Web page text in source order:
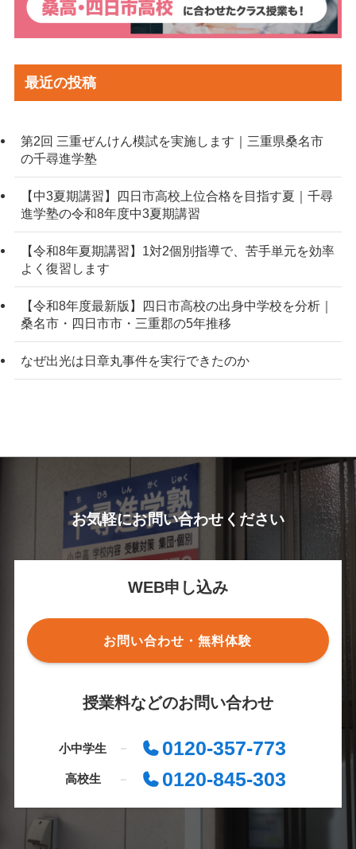
最近の投稿
第2回 三重ぜんけん模試を実施します｜三重県桑名市
の千尋進学塾
【中3夏期講習】四日市高校上位合格を目指す夏｜千尋
進学塾の令和8年度中3夏期講習
【令和8年夏期講習】1対2個別指導で、苦手単元を効率
よく復習します
【令和8年度最新版】四日市高校の出身中学校を分析｜
桑名市・四日市市・三重郡の5年推移
なぜ出光は日章丸事件を実行できたのか
お気軽にお問い合わせください
WEB申し込み
お問い合わせ・無料体験
授業料などのお問い合わせ
小中学生 0120-357-773
高校生 0120-845-303